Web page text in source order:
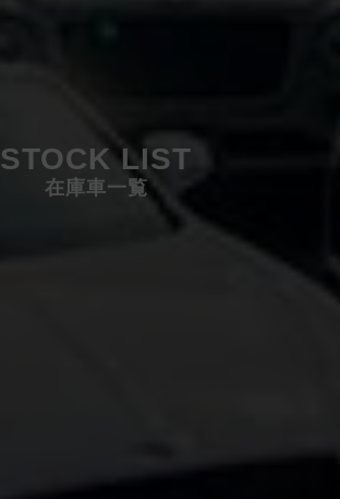
STOCK LIST
在庫車一覧